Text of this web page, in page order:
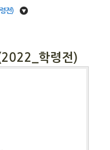
전)
학령전)